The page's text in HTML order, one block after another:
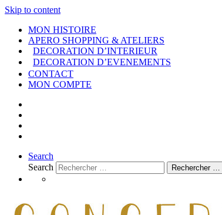
Skip to content
MON HISTOIRE
APERO SHOPPING & ATELIERS
DECORATION D’INTERIEUR
DECORATION D’EVENEMENTS
CONTACT
MON COMPTE
Search
Search
Rechercher …